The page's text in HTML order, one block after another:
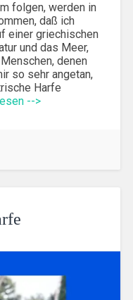
folgen, werden in
daß ich
einer griechischen
und das Meer,
denen
so sehr angetan,
Harfe
-->